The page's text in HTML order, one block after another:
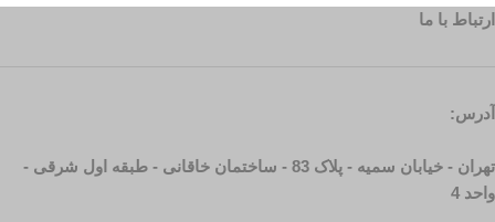
ارتباط با ما
آدرس:
تهران - خیابان سمیه - پلاک 83 - ساختمان خاقانی - طبقه اول شرقی -
واحد 4